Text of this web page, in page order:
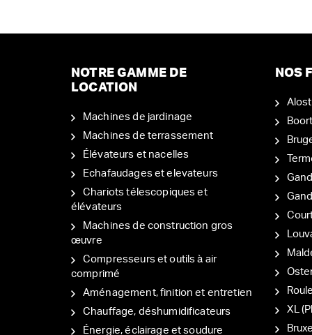
NOTRE GAMME DE
LOCATION
Machines de jardinage
Machines de terrassement
Élévateurs et nacelles
Echafaudages et elevateurs
Chariots télescopiques et
élévateurs
Machines de construction gros
œuvre
Compresseurs et outils à air
comprimé
Aménagement, finition et entretien
Chauffage, déshumidificateurs
Énergie, éclairage et soudure
NOS
Alost
XL